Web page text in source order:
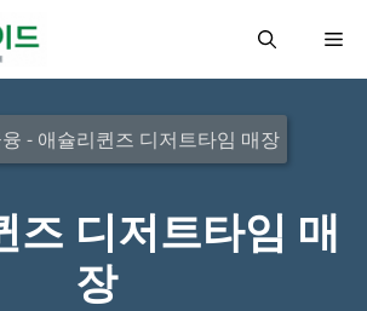
메
- 애슐리퀸즈 디저트타임 매장
즈 디저트타임 매
장